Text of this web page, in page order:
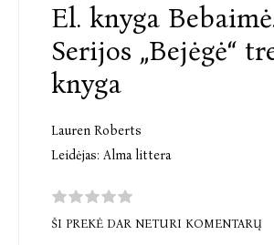
El. knyga
Serijos „Bejėgė“
knyga
Lauren Roberts
Leidėjas: Alma littera
ŠI PREKĖ DAR NETURI KOMENTARŲ